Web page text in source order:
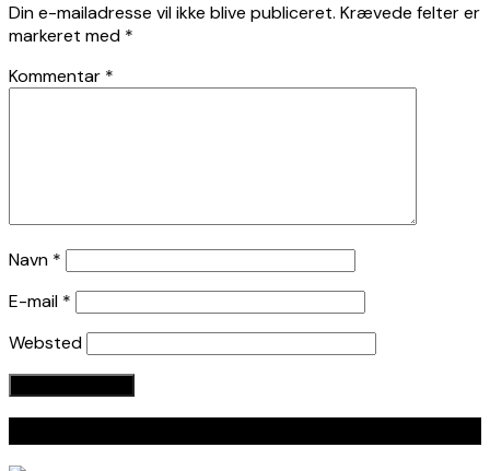
Din e-mailadresse vil ikke blive publiceret. Krævede felter er
markeret med *
Kommentar *
Navn *
E-mail *
Websted